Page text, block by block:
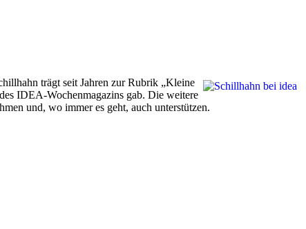
trägt seit Jahren zur Rubrik „Kleine
IDEA-Wochenmagazins gab. Die weitere
und, wo immer es geht, auch unterstützen.